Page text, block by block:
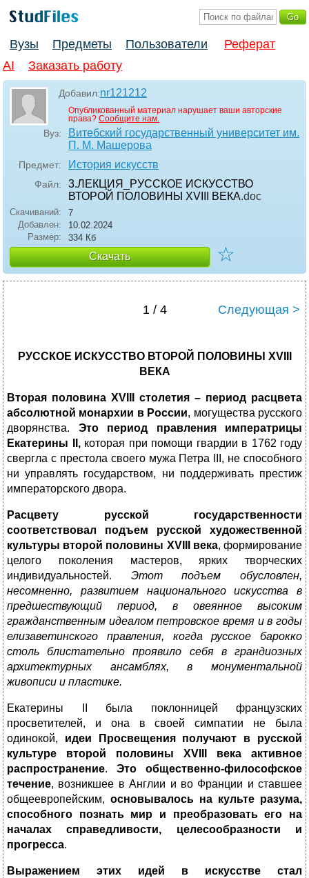
Вузы Предметы Пользователи
Реферат
AI
Заказать работу
Добавил:nr121212
Опубликованный материал нарушает ваши авторские
права? Сообщите нам.
Вуз:
Витебский государственный университет им.
П. М. Машерова
Предмет: История искусств
Файл:
3.ЛЕКЦИЯ_РУССКОЕ ИСКУССТВО
ВТОРОЙ ПОЛОВИНЫ XVIII ВЕКА.doc
Скачиваний:
7
Добавлен:
10.02.2024
Размер:
334 Кб
Скачать ☆
1 / 4 Следующая >
РУССКОЕ ИСКУССТВО ВТОРОЙ ПОЛОВИНЫ XVIII
ВЕКА
Вторая половина XVIII
столетия – период расцвета
абсолютной монархии в России, могущества русского
дворянства. Это период правления императрицы
Екатерины
,которая при помощи гвардии в 1762 году
свергла с престола своего мужа Петра III, не способного
ни управлять государством, ни поддерживать престиж
императорского двора.
Расцвету русской государственности
соответствовал подъем русской художественной
культуры второй половины XVIII века, формирование
целого поколения мастеров, ярких творческих
индивидуальностей. Этот подъем обусловлен,
несомненно, развитием национального искусства в
предшествующий период, в овеянное высоким
гражданственным идеалом петровское время и в годы
елизаветинского правления, когда русское барокко
столь блистательнопроявило себя в грандиозных
архитектурных ансамблях, в монументальной
живописи и пластике.
Екатерины II была поклонницей французских
просветителей, и она в своей симпатии не была
одинокой, идеи Просвещения получают в русской
культуре второй половины XVIII
века активное
распространение. Это общественно-философское
течение, возникшее в Англии и во Франции и ставшее
общеевропейским, основывалось на культе разума,
способного познать мир и преобразовать его на
началах справедливости, целесообразности и
прогресса.
Выражением этих идей в искусстве стал